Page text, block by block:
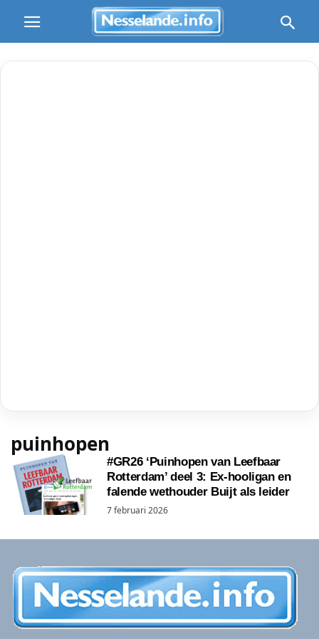
puinhopen
#GR26 ‘Puinhopen van Leefbaar
Rotterdam’ deel 3: Ex-hooligan en
falende wethouder Buijt als leider
7 februari 2026